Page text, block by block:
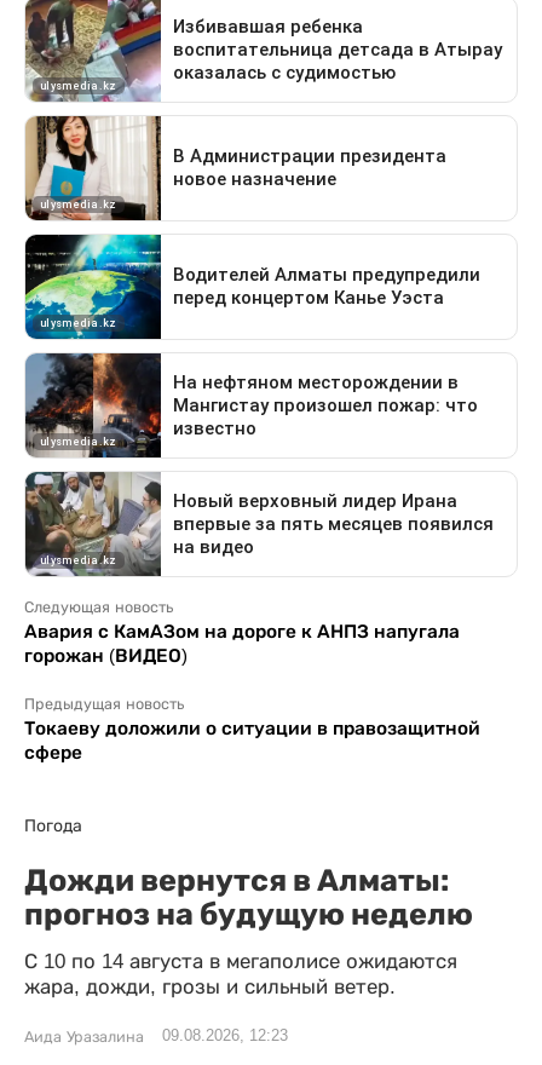
Следующая новость
Авария с КамАЗом на дороге к АНПЗ напугала
горожан (ВИДЕО)
Предыдущая новость
Токаеву доложили о ситуации в правозащитной
сфере
Погода
Дожди вернутся в Алматы:
прогноз на будущую неделю
С 10 по 14 августа в мегаполисе ожидаются
жара, дожди, грозы и сильный ветер.
Аида Уразалина 09.08.2026, 12:23